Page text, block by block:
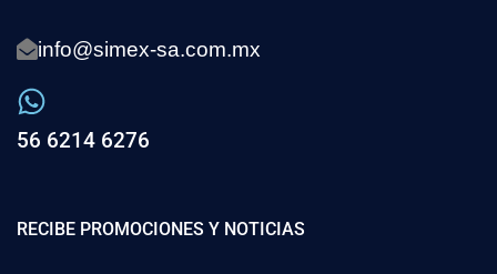
info@simex-sa.com.mx
56 6214 6276
RECIBE PROMOCIONES Y NOTICIAS